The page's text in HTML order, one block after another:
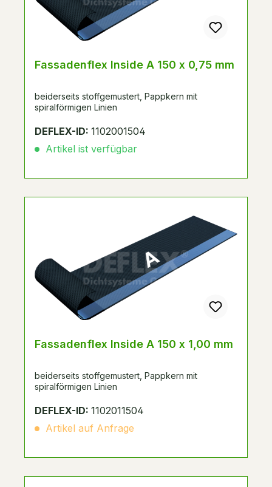
Fassadenflex Inside A 150 x 0,75 mm
beiderseits stoffgemustert, Pappkern mit
spiralförmigen Linien
DEFLEX-ID: 1102001504
Artikel ist verfügbar
Fassadenflex Inside A 150 x 1,00 mm
beiderseits stoffgemustert, Pappkern mit
spiralförmigen Linien
DEFLEX-ID: 1102011504
Artikel auf Anfrage